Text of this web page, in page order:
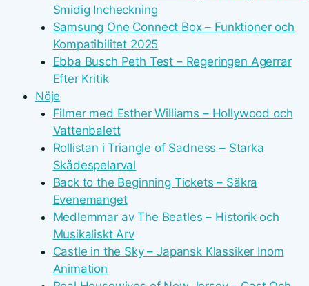
Smidig Incheckning
Samsung One Connect Box – Funktioner och
Kompatibilitet 2025
Ebba Busch Peth Test – Regeringen Agerrar
Efter Kritik
Nöje
Filmer med Esther Williams – Hollywood och
Vattenbalett
Rollistan i Triangle of Sadness – Starka
Skådespelarval
Back to the Beginning Tickets – Säkra
Evenemanget
Medlemmar av The Beatles – Historik och
Musikaliskt Arv
Castle in the Sky – Japansk Klassiker Inom
Animation